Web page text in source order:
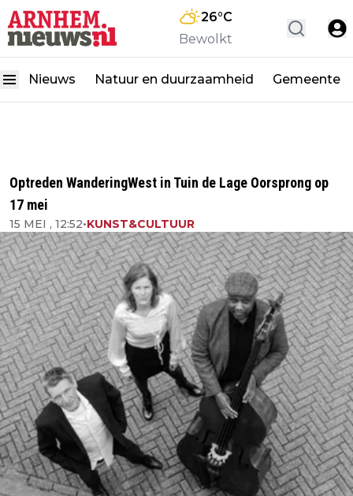
26°C
Bewolkt
Nieuws Natuur en duurzaamheid Gemeente
Optreden WanderingWest in Tuin de Lage Oorsprong op
17 mei
15 MEI , 12:52•KUNST&CULTUUR